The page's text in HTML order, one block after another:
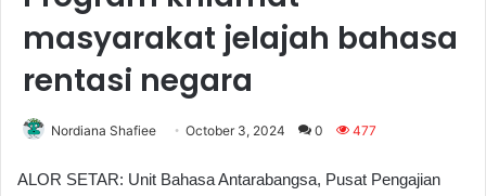
masyarakat jelajah bahasa
rentasi negara
Nordiana Shafiee October 3, 2024 0 477
ALOR SETAR: Unit Bahasa Antarabangsa, Pusat Pengajian